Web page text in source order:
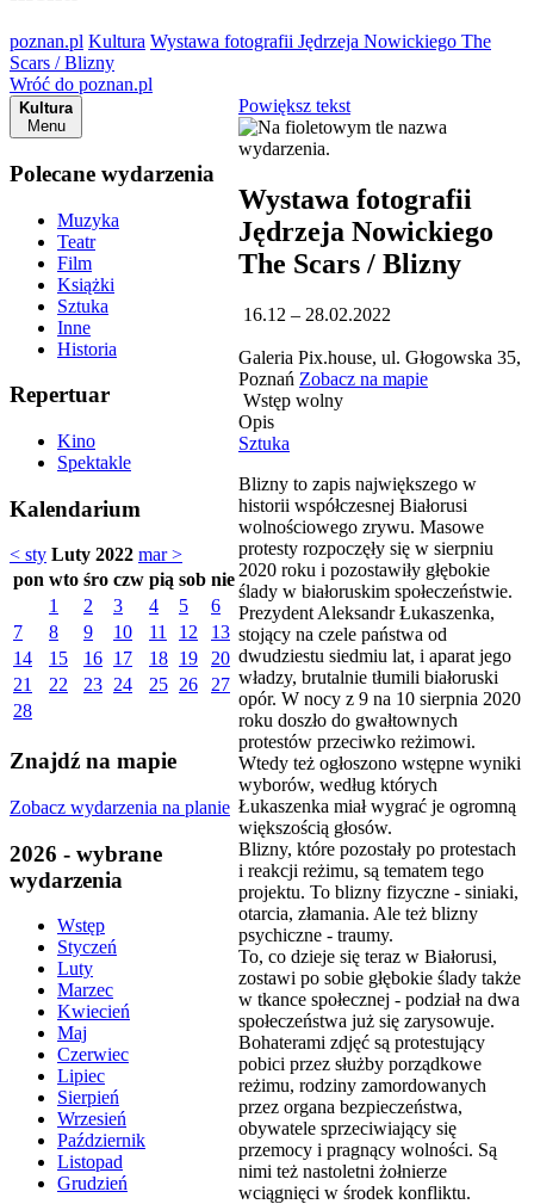
poznan.pl Kultura Wystawa fotografii Jędrzeja Nowickiego The
Scars / Blizny
Wróć do poznan.pl
Kultura
Menu
Polecane wydarzenia
Muzyka
Teatr
Film
Książki
Sztuka
Inne
Historia
Repertuar
Kino
Spektakle
Kalendarium
< sty Luty 2022 mar >
pon wto śro czw pią sob nie
1
2 3 4 5
6
7
8 9 10 11 12
13
14
15 16 17 18 19
20
21
22 23 24 25 26
27
28
Znajdź na mapie
Zobacz wydarzenia na planie
2026 - wybrane
wydarzenia
Wstęp
Styczeń
Luty
Marzec
Kwiecień
Maj
Czerwiec
Lipiec
Sierpień
Wrzesień
Październik
Listopad
Grudzień
Powiększ tekst
Wystawa fotografii
Jędrzeja Nowickiego
The Scars / Blizny
16.12 – 28.02.2022
Galeria Pix.house, ul. Głogowska 35,
Poznań Zobacz na mapie
Wstęp wolny
Opis
Sztuka
Blizny to zapis największego w
historii współczesnej Białorusi
wolnościowego zrywu. Masowe
protesty rozpoczęły się w sierpniu
2020 roku i pozostawiły głębokie
ślady w białoruskim społeczeństwie.
Prezydent Aleksandr Łukaszenka,
stojący na czele państwa od
dwudziestu siedmiu lat, i aparat jego
władzy, brutalnie tłumili białoruski
opór. W nocy z 9 na 10 sierpnia 2020
roku doszło do gwałtownych
protestów przeciwko reżimowi.
Wtedy też ogłoszono wstępne wyniki
wyborów, według których
Łukaszenka miał wygrać je ogromną
większością głosów.
Blizny, które pozostały po protestach
i reakcji reżimu, są tematem tego
projektu. To blizny fizyczne - siniaki,
otarcia, złamania. Ale też blizny
psychiczne - traumy.
To, co dzieje się teraz w Białorusi,
zostawi po sobie głębokie ślady także
w tkance społecznej - podział na dwa
społeczeństwa już się zarysowuje.
Bohaterami zdjęć są protestujący
pobici przez służby porządkowe
reżimu, rodziny zamordowanych
przez organa bezpieczeństwa,
obywatele sprzeciwiający się
przemocy i pragnący wolności. Są
nimi też nastoletni żołnierze
wciągnięci w środek konfliktu.